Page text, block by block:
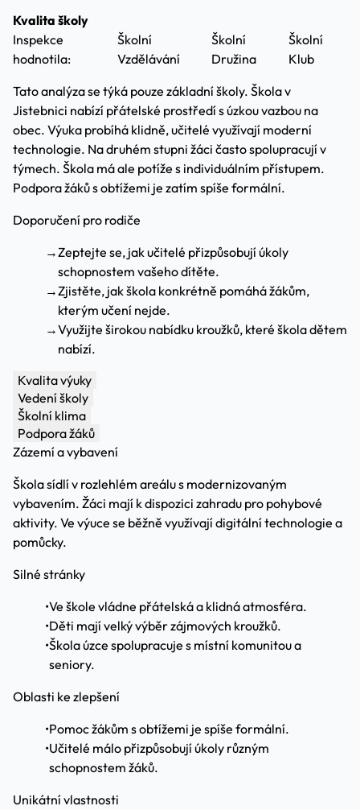
Kvalita školy
Inspekce
hodnotila:
Školní
Vzdělávání
Školní
Družina
Školní
Klub
Tato analýza se týká pouze základní školy. Škola v
Jistebnici nabízí přátelské prostředí s úzkou vazbou na
obec. Výuka probíhá klidně, učitelé využívají moderní
technologie. Na druhém stupni žáci často spolupracují v
týmech. Škola má ale potíže s individuálním přístupem.
Podpora žáků s obtížemi je zatím spíše formální.
Doporučení pro rodiče
→Zeptejte se, jak učitelé přizpůsobují úkoly
schopnostem vašeho dítěte.
→Zjistěte, jak škola konkrétně pomáhá žákům,
kterým učení nejde.
→Využijte širokou nabídku kroužků, které škola dětem
nabízí.
Kvalita výuky
Vedení školy
Školní klima
Podpora žáků
Zázemí a vybavení
Škola sídlí v rozlehlém areálu s modernizovaným
vybavením. Žáci mají k dispozici zahradu pro pohybové
aktivity. Ve výuce se běžně využívají digitální technologie a
pomůcky.
Silné stránky
•Ve škole vládne přátelská a klidná atmosféra.
•Děti mají velký výběr zájmových kroužků.
•Škola úzce spolupracuje s místní komunitou a
seniory.
Oblasti ke zlepšení
•Pomoc žákům s obtížemi je spíše formální.
•Učitelé málo přizpůsobují úkoly různým
schopnostem žáků.
Unikátní vlastnosti